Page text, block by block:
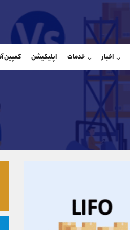
اخبار خدمات اپلیکیشن کمپین
واتساپ
تلگرام
داخلی